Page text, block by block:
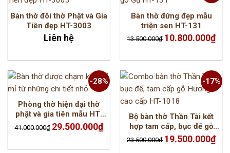
Bàn thờ đôi thờ Phật và Gia
Tiên đẹp HT-3003
Liên hệ
Bàn thờ đứng đẹp mẫu
triện sen HT-131
13.500.000₫ Giá
gốc
10.800.000₫Giá
hiện
-28%
Phòng thờ hiện đại thờ
phật và gia tiên mẫu HT-
188
41.000.000₫ Giá
gốc
29.500.000₫Giá
hiện
29.500.000₫.
-17%
Bộ bàn thờ Thần Tài kết
hợp tam cấp, bục đế gỗ
Hương HT-1018
23.500.000₫ Giá
gốc
19.500.000₫Giá
hiện